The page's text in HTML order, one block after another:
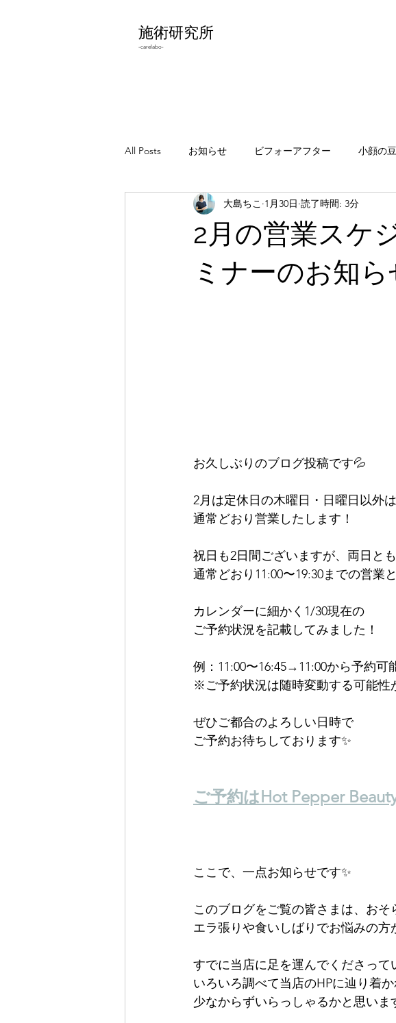
施術研究所
-carelabo-
All Posts お知らせ ビフォーアフター 小顔の
わりとどうでもいいこと エラ張りについて
2月の営業スケ
ミナーのお知ら
大島ちこ 1月30日 読了時間: 3分
お久しぶりのブログ投稿です💦
2月は定休日の木曜日・日曜日以外は
通常どおり営業したします！
祝日も2日間ございますが、両日と
通常どおり11:00〜19:30までの営業
カレンダーに細かく1/30現在の
ご予約状況を記載してみました！
例：11:00〜16:45→11:00から予約可
※ご予約状況は随時変動する可能性
ぜひご都合のよろしい日時で
ご予約お待ちしております✨
ご予約はHot Pepper
ここで、一点お知らせです✨
このブログをご覧の皆さまは、おそ
エラ張りや食いしばりでお悩みの方
すでに当店に足を運んでくださっ
いろいろ調べて当店のHPに辿り着
少なからずいらっしゃるかと思いま